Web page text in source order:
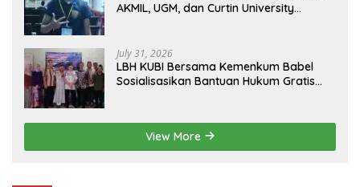
AKMIL, UGM, dan Curtin University
July 31, 2026
LBH KUBI Bersama Kemenkum Babel
Sosialisasikan Bantuan Hukum Gratis
View More